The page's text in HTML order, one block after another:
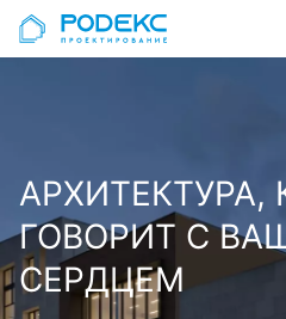
АРХИТЕКТУРА,
ГОВОРИТ С
СЕРДЦЕМ